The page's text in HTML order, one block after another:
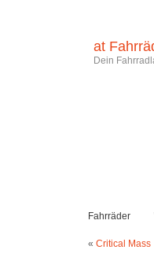
at
Dein
Fahrräder
« Critical Mass